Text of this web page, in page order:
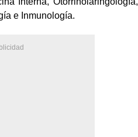
e Inmunología.